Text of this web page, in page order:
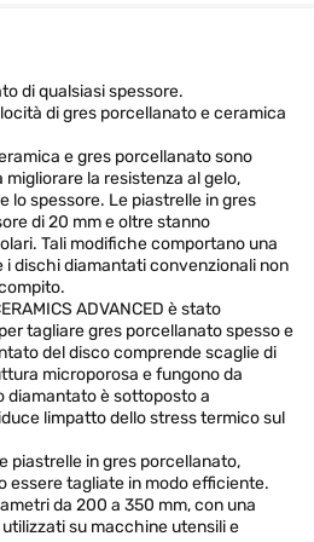
di qualsiasi spessore.
di gres porcellanato e ceramica
e gres porcellanato sono
la resistenza al gelo,
lo spessore. Le piastrelle in gres
di 20 mm e oltre stanno
Tali modifiche comportano una
i dischi diamantati convenzionali non
ADVANCED è stato
tagliare gres porcellanato spesso e
del disco comprende scaglie di
microporosa e fungono da
diamantato è sottoposto a
limpatto dello stress termico sul
piastrelle in gres porcellanato,
essere tagliate in modo efficiente.
da 200 a 350 mm, con una
su macchine utensili e